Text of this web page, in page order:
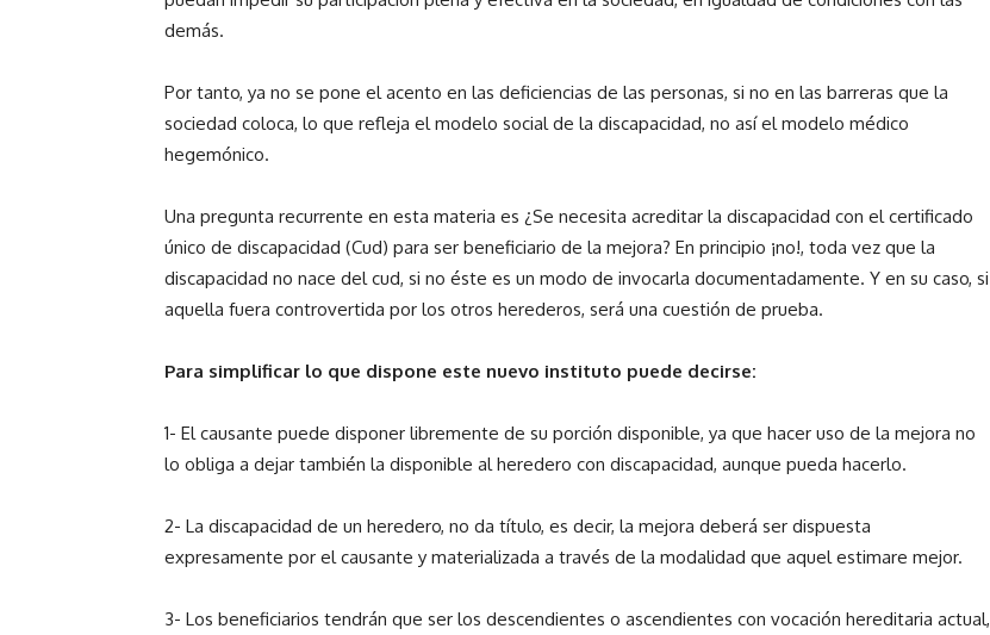
demás.
Por tanto, ya no se pone el acento en las deficiencias de las personas, si no en las barreras que la
sociedad coloca, lo que refleja el modelo social de la discapacidad, no así el modelo médico
hegemónico.
Una pregunta recurrente en esta materia es ¿Se necesita acreditar la discapacidad con el certificado
único de discapacidad (Cud) para ser beneficiario de la mejora? En principio ¡no!, toda vez que la
discapacidad no nace del cud, si no éste es un modo de invocarla documentadamente. Y en su caso, si
aquella fuera controvertida por los otros herederos, será una cuestión de prueba.
Para simplificar lo que dispone este nuevo instituto puede decirse:
1- El causante puede disponer libremente de su porción disponible, ya que hacer uso de la mejora no
lo obliga a dejar también la disponible al heredero con discapacidad, aunque pueda hacerlo.
2- La discapacidad de un heredero, no da título, es decir, la mejora deberá ser dispuesta
expresamente por el causante y materializada a través de la modalidad que aquel estimare mejor.
3- Los beneficiarios tendrán que ser los descendientes o ascendientes con vocación hereditaria actual,